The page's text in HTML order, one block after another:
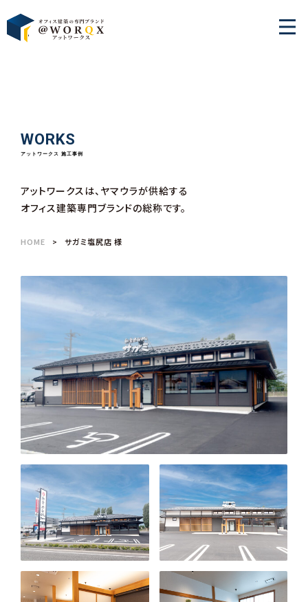
WORKS
アットワークス 施工事例
アットワークスは、ヤマウラが供給する
オフィス建築専門ブランドの総称です。
HOME > サガミ塩尻店 様